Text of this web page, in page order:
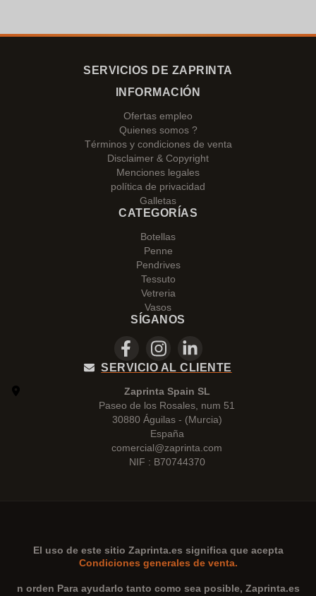
SERVICIOS DE ZAPRINTA
INFORMACIÓN
Ofertas empleo
Quienes somos ?
Términos y condiciones de venta
Disclaimer & Copyright
Menciones legales
política de privacidad
Galletas
CATEGORÍAS
Botellas
Penne
Pendrives
Tessuto
Vetreria
Vasos
SÍGANOS
SERVICIO AL CLIENTE
Zaprinta Spain SL
Paseo de los Rosales, num 51
30880 Águilas - (Murcia)
España
comercial@zaprinta.com
NIF : B70744370
El uso de este sitio Zaprinta.es significa que acepta
Condiciones generales de venta.
n orden Para ayudarlo tanto como sea posible, Zaprinta.es